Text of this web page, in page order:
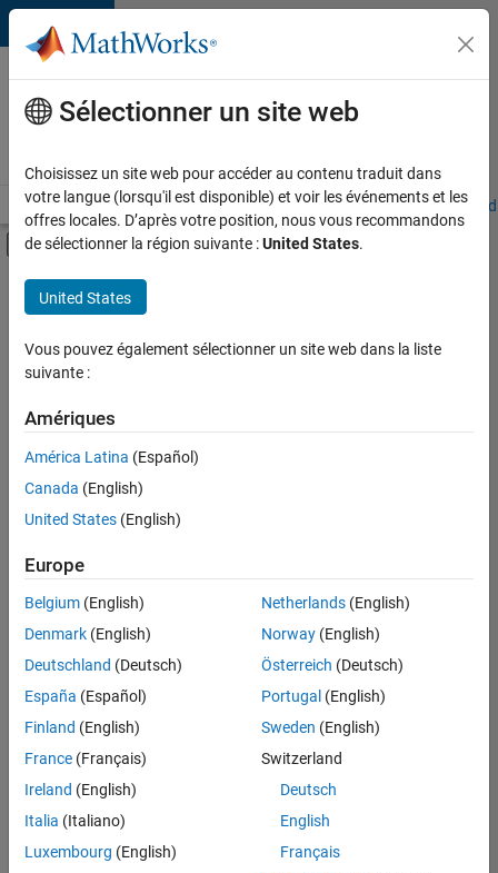
Passer au contenu
Votre
carrière
chez
Accueil Explorer nos opportunités Adresses de nos bureaux
Activer/désactiver l'affichage du menu
Contenu principal
FILTRER PAR
Programme destiné aux nouvelles carrières (EDG)
Actuellement,
aucune
offre
d'emploi
disponible
correspondant
à vos
de
recherche.
Vous
élargir
votre
recherche
afficher
l’ensemble
des
d'emploi.
Sélectionner un site web
Choisissez un site web pour accéder au contenu traduit dans
votre langue (lorsqu'il est disponible) et voir les événements et les
offres locales. D’après votre position, nous vous recommandons
de sélectionner la région suivante :United States.
United States
Vous pouvez également sélectionner un site web dans la liste
suivante :
Amériques
América Latina (Español)
Canada (English)
United States (English)
Europe
Belgium (English)
Denmark (English)
Deutschland (Deutsch)
España (Español)
Finland (English)
France (Français)
Ireland (English)
Italia (Italiano)
Luxembourg (English)
Netherlands(English)
Norway(English)
Österreich (Deutsch)
Portugal (English)
Sweden (English)
Switzerland
Deutsch
English
Français